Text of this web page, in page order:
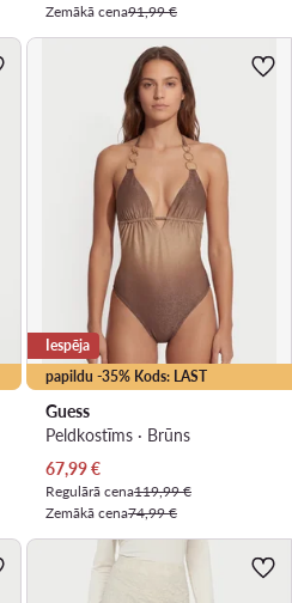
Zemākā cena91,99 €
papildu -35% Kods: LAST
Iespēja
Guess
Peldkostīms · Brūns
Pašreizējā cena
67,99€
Regulārā cena119,99 €
Zemākā cena74,99 €